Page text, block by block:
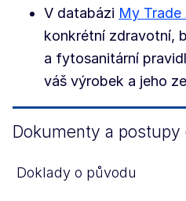
V databázi My
konkrétní zdravotní,
a fytosanitární
váš výrobek a jeho
Dokumenty a
Doklady o původu